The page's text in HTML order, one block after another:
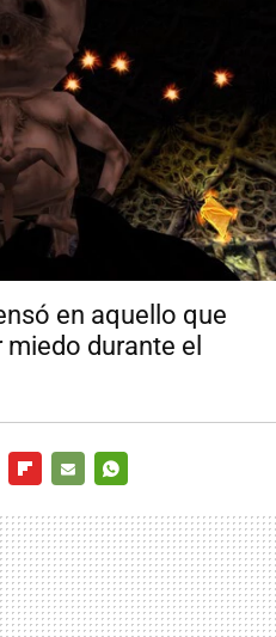
en aquello que
durante el
MAIL